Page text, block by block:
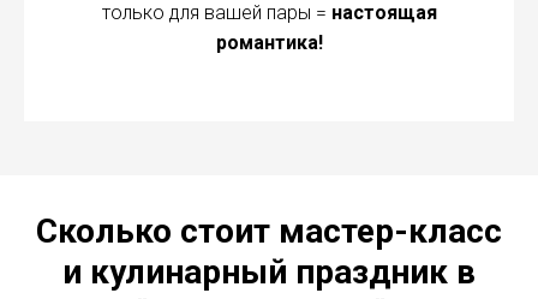
только для вашей пары = настоящая
романтика!
Сколько стоит мастер-класс
и кулинарный праздник в